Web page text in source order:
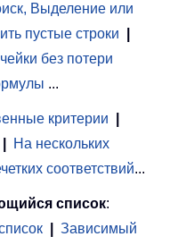
Выделение или
пустые строки
без потери
...
критерии
На нескольких
соответствий...
список:
Зависимый